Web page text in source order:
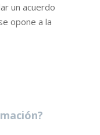
un acuerdo
opone a la